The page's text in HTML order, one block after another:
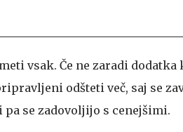
vsak. Če ne zaradi dodatka
odšteti več, saj se
se zadovoljijo s cenejšimi.